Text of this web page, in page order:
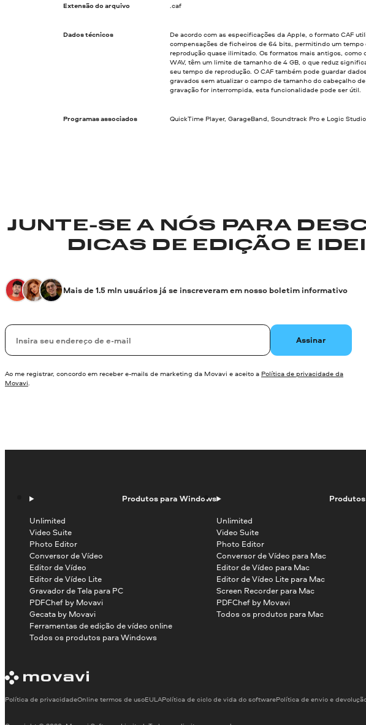
Extensão do arquivo .caf
Dados técnicos
De acordo com as especificações da Apple, o formato CAF
compensações de ficheiros de 64 bits, permitindo um tempo
reprodução quase ilimitado. Os formatos mais antigos, como
WAV, têm um limite de tamanho de 4 GB, o que reduz
seu tempo de reprodução. O CAF também pode guardar
gravados sem atualizar o campo de tamanho do cabeçalho
gravação for interrompida, esta funcionalidade pode ser útil.
Programas associados QuickTime Player, GarageBand, Soundtrack Pro e Logic Studio
JUNTE-SE A NÓS PARA
DICAS DE EDIÇÃO E
Mais de 1.5 mln usuários já se inscreveram em nosso boletim informativo
Seu e-mail Assinar
Ao me registrar, concordo em receber e-mails de marketing da Movavi e aceito a Política de privacidade da
Movavi.
Produtos para Windows
Unlimited
Video Suite
Photo Editor
Conversor de Vídeo
Editor de Vídeo
Editor de Vídeo Lite
Gravador de Tela para PC
PDFChef by Movavi
Gecata by Movavi
Ferramentas de edição de vídeo online
Todos os produtos para Windows
Unlimited
Video Suite
Photo Editor
Conversor de Vídeo para Mac
Editor de Vídeo para Mac
Editor de Vídeo Lite para Mac
Screen Recorder para Mac
PDFChef by Movavi
Todos os produtos para Mac
Política de privacidadeOnline termos de usoEULAPolítica de ciclo de vida do softwarePolítica de envio e